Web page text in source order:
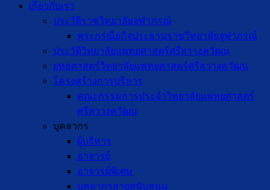
เกี่ยวกับเรา
ประวัติราชวิทยาลัยจุฬาภรณ์
พระกรณียกิจประธานราชวิทยาลัยจุฬาภรณ์
ประวัติวิทยาลัยแพทยศาสตร์ศรีสวางควัฒน
ยุทธศาสตร์วิทยาลัยแพทยศาสตร์ศรีสวางควัฒน
โครงสร้างการบริหาร
คณะกรรมการประจำวิทยาลัยแพทยศาสตร์
ศรีสวางควัฒน
บุคลากร
ผู้บริหาร
อาจารย์
อาจารย์พิเศษ
บุคลากรสายสนับสนุน